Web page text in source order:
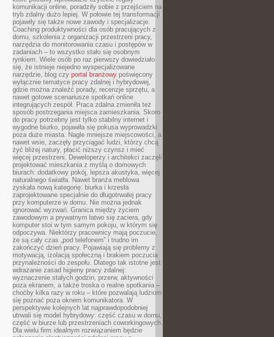
komunikacji online, poradziły sobie z przejściem na
tryb zdalny dużo lepiej. W połowie tej transformacji
pojawiły się także nowe zawody i specjalizacje.
Coaching produktywności dla osób pracujących z
domu, szkolenia z organizacji przestrzeni pracy,
narzędzia do monitorowania czasu i postępów w
zadaniach – to wszystko stało się osobnym
rynkiem. Wiele osób po raz pierwszy dowiedziało
się, że istnieje niejedno wyspecjalizowane
narzędzie, blog czy portal branżowy poświęcony
wyłącznie tematyce pracy zdalnej i hybrydowej,
gdzie można znaleźć porady, recenzje sprzętu, a
nawet gotowe scenariusze spotkań online
integrujących zespół. Praca zdalna zmieniła też
sposób postrzegania miejsca zamieszkania. Skoro
do pracy potrzebny jest tylko stabilny internet i
wygodne biurko, pojawiła się pokusa wyprowadzki
poza duże miasta. Nagle mniejsze miejscowości, a
nawet wsie, zaczęły przyciągać ludzi, którzy chcą
żyć bliżej natury, płacić niższy czynsz i mieć
więcej przestrzeni. Deweloperzy i architekci zaczęli
projektować mieszkania z myślą o domowych
biurach: dodatkowy pokój, lepsza akustyka, więcej
naturalnego światła. Nawet branża meblowa
zyskała nową kategorię: biurka i krzesła
zaprojektowane specjalnie do długotrwałej pracy
przy komputerze w domu. Nie można jednak
ignorować wyzwań. Granica między życiem
zawodowym a prywatnym łatwo się zaciera, gdy
komputer stoi w tym samym pokoju, w którym się
odpoczywa. Niektórzy pracownicy mają poczucie,
że są cały czas „pod telefonem” i trudno im
zakończyć dzień pracy. Pojawiają się problemy z
motywacją, izolacją społeczną i brakiem poczucia
przynależności do zespołu. Dlatego tak istotne jest
wdrażanie zasad higieny pracy zdalnej:
wyznaczenie stałych godzin, przerw, aktywności
poza ekranem, a także troska o realne spotkania –
choćby kilka razy w roku – które pozwalają ludziom
się poznać poza oknem komunikatora. W
perspektywie kolejnych lat najprawdopodobniej
utrwali się model hybrydowy: część czasu w domu,
część w biurze lub przestrzeniach coworkingowych.
Dla wielu firm idealnym rozwiązaniem będzie